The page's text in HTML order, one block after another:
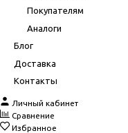
Покупателям
Аналоги
Блог
Доставка
Контакты
Личный кабинет
Сравнение
Избранное